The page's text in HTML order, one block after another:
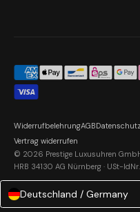
© 2026 Prestige Luxusuhren
HRB 34130 AG Nürnberg · USt-IdNr.
WiderrufbelehrungAGBDatenschutz
Vertrag widerrufen
Deutschland / Germany